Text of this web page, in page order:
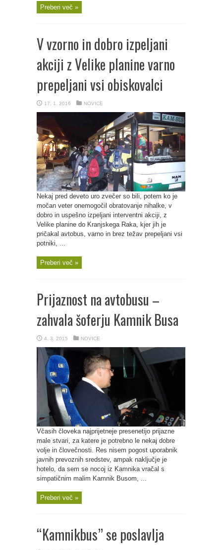
Preberi več »
V vzorno in dobro izpeljani
akciji z Velike planine varno
prepeljani vsi obiskovalci
17. 1. 2016 NOVICE
Nekaj pred deveto uro zvečer so bili, potem ko je
močan veter onemogočil obratovanje nihalke, v
dobro in uspešno izpeljani interventni akciji, z
Velike planine do Kranjskega Raka, kjer jih je
pričakal avtobus, varno in brez težav prepeljani vsi
potniki, ...
Preberi več »
Prijaznost na avtobusu –
zahvala šoferju Kamnik Busa
4. 3. 2015 NOVICE
Včasih človeka najprijetneje presenetijo prijazne
male stvari, za katere je potrebno le nekaj dobre
volje in človečnosti. Res nisem pogost uporabnik
javnih prevoznih sredstev, ampak naključje je
hotelo, da sem se nocoj iz Kamnika vračal s
simpatičnim malim Kamnik Busom, ...
Preberi več »
“Kamnikbus” se poslavlja